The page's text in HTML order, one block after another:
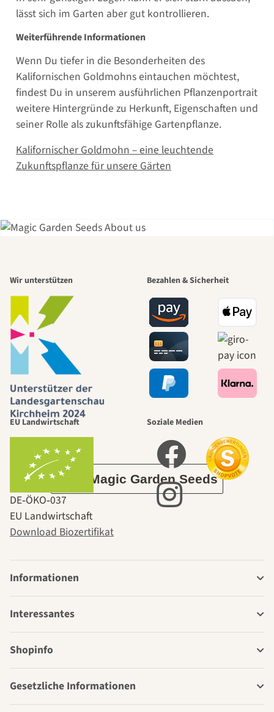
lässt sich im Garten aber gut kontrollieren.
Weiterführende Informationen
Wenn Du tiefer in die Besonderheiten des
Kalifornischen Goldmohns eintauchen möchtest,
findest Du in unserem ausführlichen Pflanzenportrait
weitere Hintergründe zu Herkunft, Eigenschaften und
seiner Rolle als zukunftsfähige Gartenpflanze.
Kalifornischer Goldmohn – eine leuchtende
Zukunftspflanze für unsere Gärten
schönsten
Wege zu uns
selbst führt
durch den
Garten
Über Magic Garden Seeds
Wir unterstützen Bezahlen & Sicherheit
EU Landwirtschaft
DE‑ÖKO‑037
EU Landwirtschaft
Download Biozertifikat
Soziale Medien
Informationen
Interessantes
Shopinfo
Gesetzliche Informationen